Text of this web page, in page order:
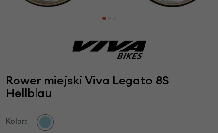
Rower miejski Viva Legato 8S
Hellblau
Kolor: